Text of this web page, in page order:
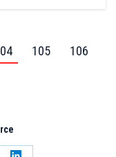
105
106